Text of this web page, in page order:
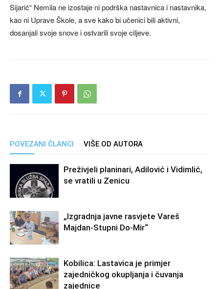
Sijarić“ Nemila ne izostaje ni podrška nastavnica i nastavnika,
kao ni Uprave Škole, a sve kako bi učenici bili aktivni,
dosanjali svoje snove i ostvarili svoje ciljeve.
POVEZANI ČLANCI VIŠE OD AUTORA
Preživjeli planinari, Adilović i Vidimlić,
se vratili u Zenicu
„Izgradnja javne rasvjete Vareš
Majdan-Stupni Do-Mir“
Kobilica: Lastavica je primjer
zajedničkog okupljanja i čuvanja
zajednice